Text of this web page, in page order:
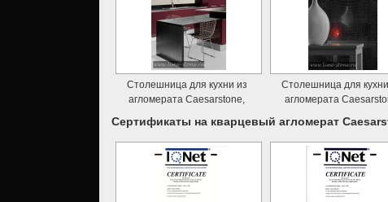
Столешница для кухни из
агломерата Caesarstone,
Столешница для
агломерата
Сертификаты на кварцевый агломерат